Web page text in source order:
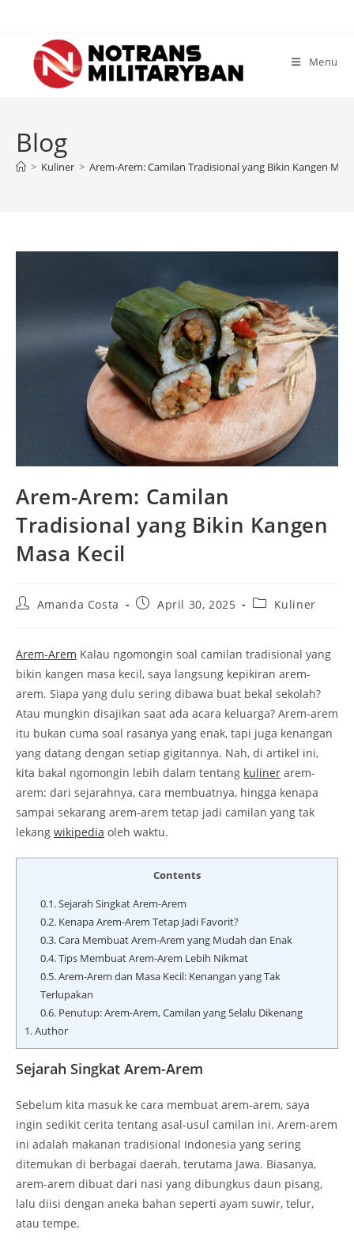
content
Menu
Blog
> Kuliner > Arem-Arem: Camilan Tradisional yang Bikin Kangen
Arem-Arem: Camilan
Tradisional yang Bikin Kangen
Masa Kecil
PostAmanda Costa
PostApril 30, 2025
PostKuliner
Arem-Arem Kalau ngomongin soal camilan tradisional yang
bikin kangen masa kecil, saya langsung kepikiran arem-
arem. Siapa yang dulu sering dibawa buat bekal sekolah?
Atau mungkin disajikan saat ada acara keluarga? Arem-arem
itu bukan cuma soal rasanya yang enak, tapi juga kenangan
yang datang dengan setiap gigitannya. Nah, di artikel ini,
kita bakal ngomongin lebih dalam tentang kuliner arem-
arem: dari sejarahnya, cara membuatnya, hingga kenapa
sampai sekarang arem-arem tetap jadi camilan yang tak
lekang wikipedia oleh waktu.
Contents
0.1.Sejarah Singkat Arem-Arem
0.2.Kenapa Arem-Arem Tetap Jadi Favorit?
0.3.Cara Membuat Arem-Arem yang Mudah dan Enak
0.4.Tips Membuat Arem-Arem Lebih Nikmat
0.5.Arem-Arem dan Masa Kecil: Kenangan yang Tak
Terlupakan
0.6.Penutup: Arem-Arem, Camilan yang Selalu Dikenang
1.Author
Sejarah Singkat Arem-Arem
Sebelum kita masuk ke cara membuat arem-arem, saya
ingin sedikit cerita tentang asal-usul camilan ini. Arem-arem
ini adalah makanan tradisional Indonesia yang sering
ditemukan di berbagai daerah, terutama Jawa. Biasanya,
arem-arem dibuat dari nasi yang dibungkus daun pisang,
lalu diisi dengan aneka bahan seperti ayam suwir, telur,
atau tempe.